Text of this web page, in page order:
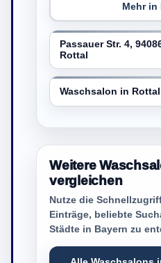
Mehr in
Passauer Str. 4,
Rottal
Waschsalon in
Weitere
vergleichen
Nutze die
Einträge, beliebte
Städte in Bayern zu